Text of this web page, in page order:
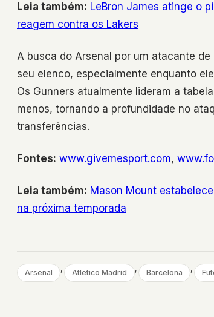
Leia também: LeBron James atinge o
reagem contra os Lakers
A busca do Arsenal por um atacante
seu elenco, especialmente enquanto
Os Gunners atualmente lideram a
menos, tornando a profundidade no
transferências.
Fontes: www.givemesport.com,
Leia também: Mason Mount
na próxima temporada
Arsenal , Atletico Madrid , Barcelona ,